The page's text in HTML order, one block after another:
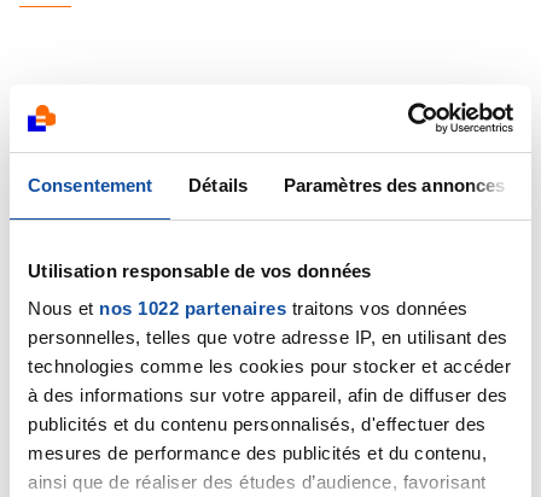
Consentement Détails Paramètres des annonces
Utilisation responsable de vos données
Nous et nos 1022 partenaires traitons vos données
personnelles, telles que votre adresse IP, en utilisant des
technologies comme les cookies pour stocker et accéder
à des informations sur votre appareil, afin de diffuser des
publicités et du contenu personnalisés, d'effectuer des
mesures de performance des publicités et du contenu,
ainsi que de réaliser des études d’audience, favorisant
Saram
11/05/2026 - 08:54
Sous le soleil de la Normandie, j'accroche un wagon au
train de l'amitié. Je vous souhaite beaucoup de
courage. Mich je ne sais pas où tu es en Normandie
mais au Havre ciel bleu. Belle semaine à tous
Citer